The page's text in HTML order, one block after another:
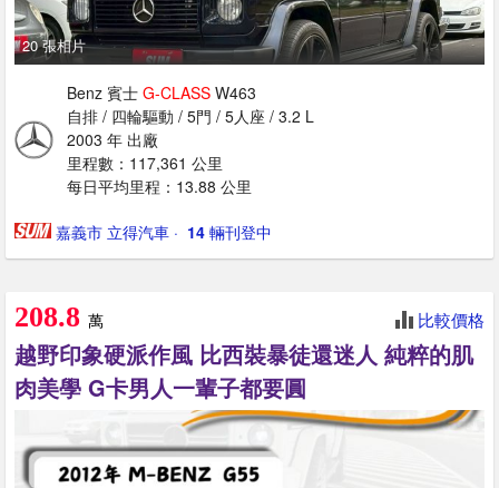
20 張相片
Benz 賓士 G-CLASS W463
自排 / 四輪驅動 / 5門 / 5人座 / 3.2 L
2003 年 出廠
里程數：117,361 公里
每日平均里程：13.88 公里
嘉義市 立得汽車 · ‎ 14 輛刊登中
208.8 萬 比較價格
越野印象硬派作風 比西裝暴徒還迷人 純粹的肌
肉美學 G卡男人一輩子都要圓